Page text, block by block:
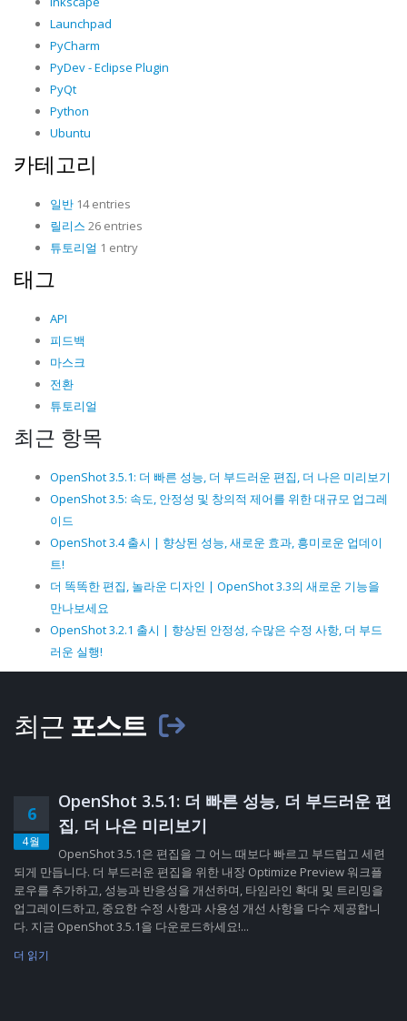
Launchpad
PyCharm
PyDev - Eclipse Plugin
PyQt
Python
Ubuntu
카테고리
일반 14 entries
릴리스 26 entries
튜토리얼 1 entry
태그
API
피드백
마스크
전환
튜토리얼
최근 항목
OpenShot 3.5.1: 더 빠른 성능, 더 부드러운 편집, 더 나은 미리보기
OpenShot 3.5: 속도, 안정성 및 창의적 제어를 위한 대규모 업그레
이드
OpenShot 3.4 출시 | 향상된 성능, 새로운 효과, 흥미로운 업데이
트!
더 똑똑한 편집, 놀라운 디자인 | OpenShot 3.3의 새로운 기능을
만나보세요
OpenShot 3.2.1 출시 | 향상된 안정성, 수많은 수정 사항, 더 부드
러운 실행!
최근 포스트
6
4월
OpenShot 3.5.1: 더 빠른 성능, 더 부드러운 편
집, 더 나은 미리보기
OpenShot 3.5.1은 편집을 그 어느 때보다 빠르고 부드럽고 세련
되게 만듭니다. 더 부드러운 편집을 위한 내장 Optimize Preview 워크플
로우를 추가하고, 성능과 반응성을 개선하며, 타임라인 확대 및 트리밍을
업그레이드하고, 중요한 수정 사항과 사용성 개선 사항을 다수 제공합니
다. 지금 OpenShot 3.5.1을 다운로드하세요!...
더 읽기